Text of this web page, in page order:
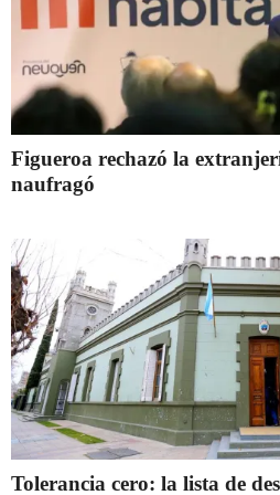
Figueroa rechazó la
naufragó
Tolerancia cero: la lista de